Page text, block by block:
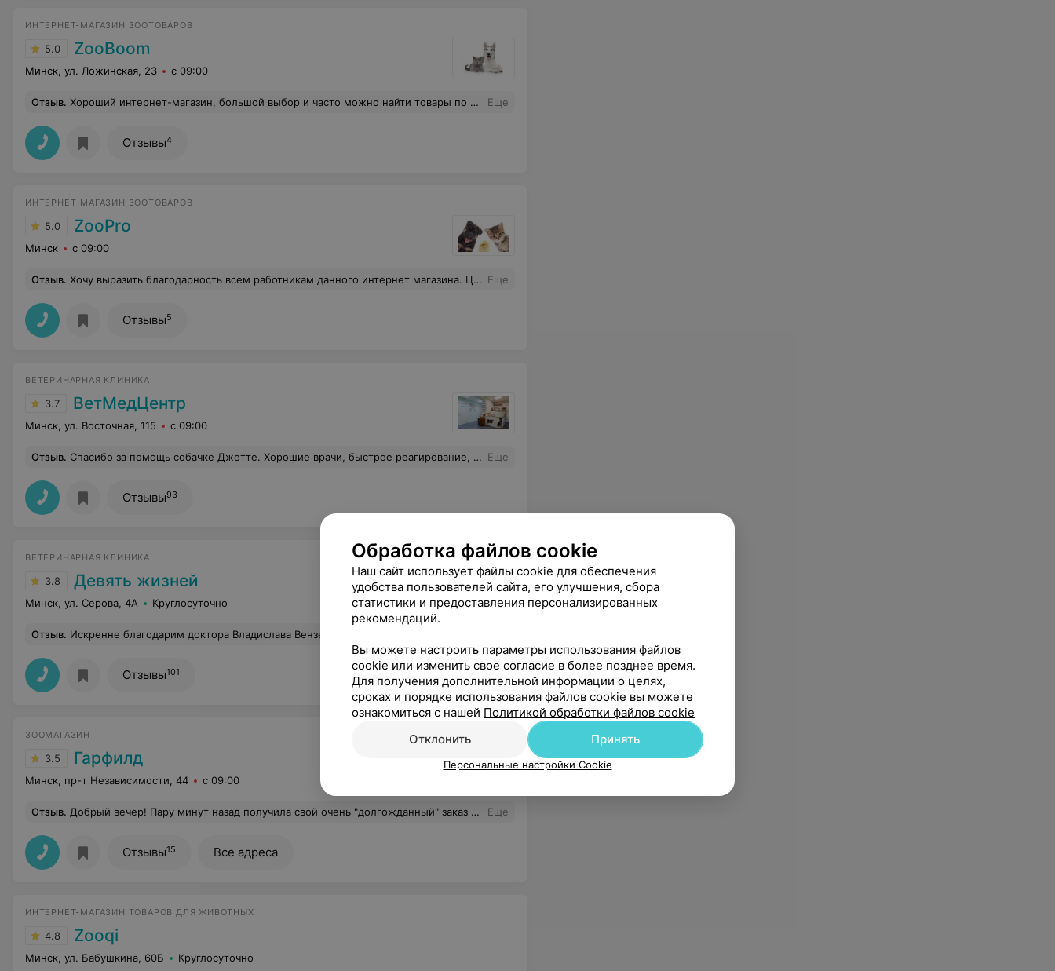
ИНТЕРНЕТ-МАГАЗИН ЗООТОВАРОВ
5.0 ZooBoom
Минск, ул. Ложинская, 23 с 09:00
Отзыв. Хороший интернет-магазин, большой выбор и часто можно найти товары по акции. С доставкой все хорошо, во время привозят. Еще
Отзывы4
ИНТЕРНЕТ-МАГАЗИН ЗООТОВАРОВ
5.0 ZooPro
Минск с 09:00
Отзыв. Хочу выразить благодарность всем работникам данного интернет магазина. Цены приятные, качество товаров и работа персонала отличные. Спасибо вам за Вашу работы и терпение))) Еще
Отзывы5
ВЕТЕРИНАРНАЯ КЛИНИКА
3.7 ВетМедЦентр
Минск, ул. Восточная, 115 с 09:00
Отзыв. Спасибо за помощь собачке Джетте. Хорошие врачи, быстрое реагирование, отличная помощь. Особая благодарность врачу Илье Сергеевичу Тимощенко. Еще
Отзывы93
ВЕТЕРИНАРНАЯ КЛИНИКА
3.8 Девять жизней
Минск, ул. Серова, 4А Круглосуточно
Отзыв. Искренне благодарим доктора Владислава Вензелева за чуткое сердце, высокий профессионализм, золотые руки и умение принять правильное решение. После удаления опухоли молочной железы наша 14-летняя девочка вновь ощутила радость жизни. А мы с умилением смотрим на нашу красавицу, как она своей шнауцериной пружинистой походкой бежит впереди нас и мило виляет хвостиком! Отдельное спасибо персоналу клиники «Девять жизней» за внимательное отношение к пациентам.
Отзывы101
ЗООМАГАЗИН
3.5 Гарфилд
Минск, пр-т Независимости, 44 с 09:00
Отзыв. Добрый вечер! Пару минут назад получила свой очень "долгожданный" заказ (#115366). В 21.08 Евгений Г. позвонил, и сообщил, что заказ будет доставлен в течении полутора часов, по факту заказ был доставлен в 22.52, курьер не перезвонил и не сообщил, что задерживается. Приехал курьер в машине не один, а с другом/подругой. На моё замечание о времени доставки, мне было сказано "-Это все Шабаны". Извинений я не получила, показалось по тону курьера, что это я еще должна была ему посочувствовать! Чека дано мне не было, курьер уже направился к машине. Я его остановила и попросила чек, он что промямлил. Достал чековый аппарат и сказал "- наверное не включится", чек я не получила, это как так?? Напомню: При продаже товара (выполнении работы, оказании услуги) потребителю продавец (изготовитель, исполнитель) обязан выдать ему кассовый (товарный) чек либо иной документ, подтверждающий оплату товара (выполнения работы, оказания услуги) (п. 5 ст. 5 Закона Республики Беларусь) Еще
Отзывы15 Все адреса
ИНТЕРНЕТ-МАГАЗИН ТОВАРОВ ДЛЯ ЖИВОТНЫХ
4.8 Zooqi
Минск, ул. Бабушкина, 60Б Круглосуточно
Обработка файлов cookie
Наш сайт использует файлы cookie для обеспечения
удобства пользователей сайта, его улучшения, сбора
статистики и предоставления персонализированных
рекомендаций.
Вы можете настроить параметры использования файлов
cookie или изменить свое согласие в более позднее время.
Для получения дополнительной информации о целях,
сроках и порядке использования файлов cookie вы можете
ознакомиться с нашей Политикой обработки файлов cookie
Отклонить
Принять
Персональные настройки Cookie